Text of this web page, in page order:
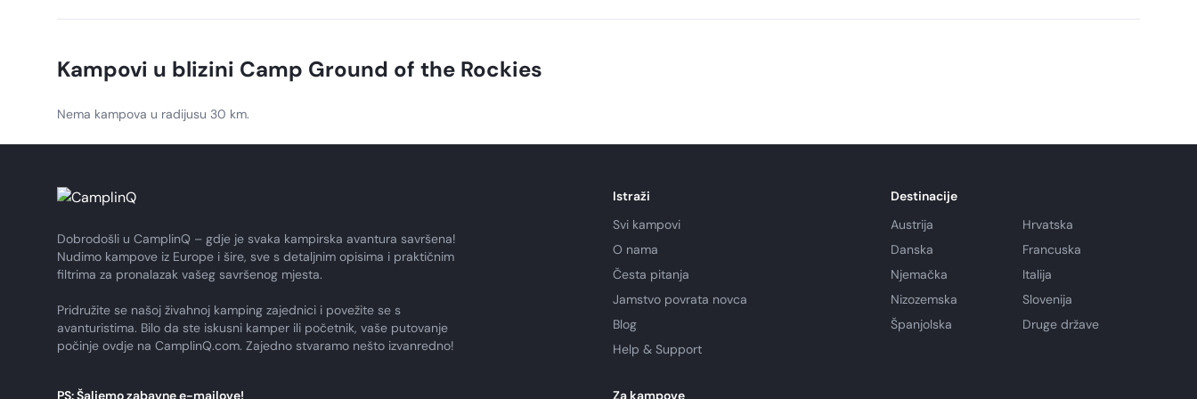
morate provjeriti je li na snazi zabrana loženja za okrug Park.
Kampovi u blizini Camp Ground of the Rockies
Nema kampova u radijusu 30 km.
Dobrodošli u CamplinQ – gdje je svaka kampirska avantura savršena!
Nudimo kampove iz Europe i šire, sve s detaljnim opisima i praktičnim
filtrima za pronalazak vašeg savršenog mjesta.
Pridružite se našoj živahnoj kamping zajednici i povežite se s
avanturistima. Bilo da ste iskusni kamper ili početnik, vaše putovanje
počinje ovdje na CamplinQ.com. Zajedno stvaramo nešto izvanredno!
Istraži
Svi kampovi
O nama
Česta pitanja
Jamstvo povrata novca
Blog
Help & Support
Destinacije
Austrija
Hrvatska
Danska
Francuska
Njemačka
Italija
Nizozemska
Slovenija
Španjolska
Druge države
PS: Šaljemo zabavne e-mailove! Za kampove